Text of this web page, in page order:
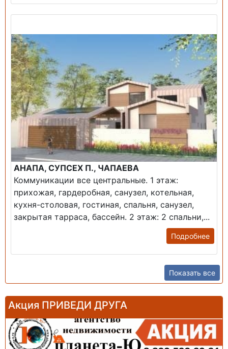
АНАПА, СУПСЕХ П., ЧАПАЕВА
Коммуникации все центральные. 1 этаж:
прихожая, гардеробная, санузел, котельная,
кухня-столовая, гостиная, спальня, санузел,
закрытая тарраса, бассейн. 2 этаж: 2 спальни,...
Подробнее
Показать все
Акция ПРИВЕДИ ДРУГА